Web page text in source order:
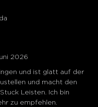
2026
und ist glatt auf der
und macht den
Leisten. Ich bin
zu empfehlen.